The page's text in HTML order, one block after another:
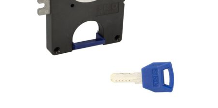
Transporte marítimo